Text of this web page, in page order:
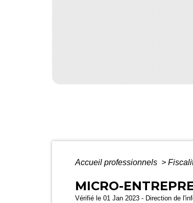
Accueil professionnels >
MICRO-
Vérifié le 01 Jan 2023 - Direction de